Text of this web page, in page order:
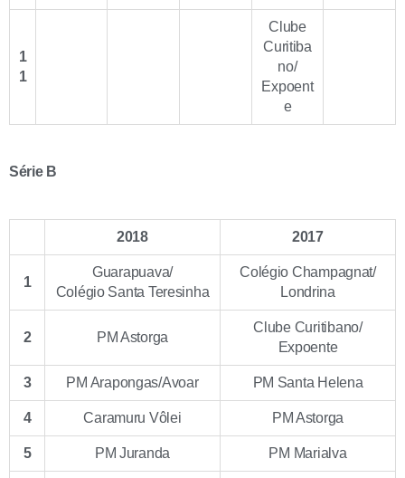
1
1
Clube
Curitiba
no/
Expoent
e
Série B
2018 2017
1
Guarapuava/
Colégio Santa Teresinha
Colégio Champagnat/
Londrina
2 PM Astorga
Clube Curitibano/
Expoente
3 PM Arapongas/Avoar PM Santa Helena
4 Caramuru Vôlei PM Astorga
5 PM Juranda PM Marialva